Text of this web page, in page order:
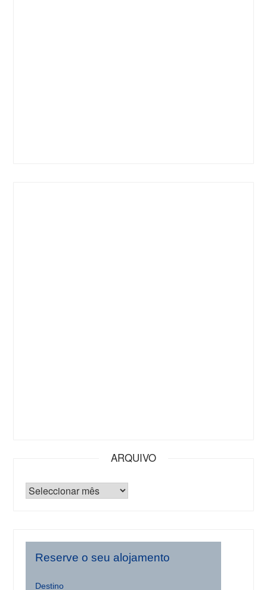
ARQUIVO
Reserve o seu alojamento
Destino